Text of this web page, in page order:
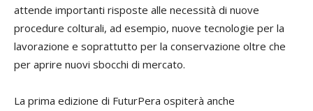
attende importanti risposte alle necessità di nuove
procedure colturali, ad esempio, nuove tecnologie per la
lavorazione e soprattutto per la conservazione oltre che
per aprire nuovi sbocchi di mercato.
La prima edizione di FuturPera ospiterà anche